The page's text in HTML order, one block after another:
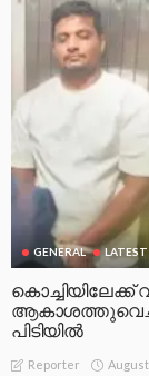
GENERAL LATEST
ആകാശത്തുവെച്ച്
പിടിയിൽ
Reporter August